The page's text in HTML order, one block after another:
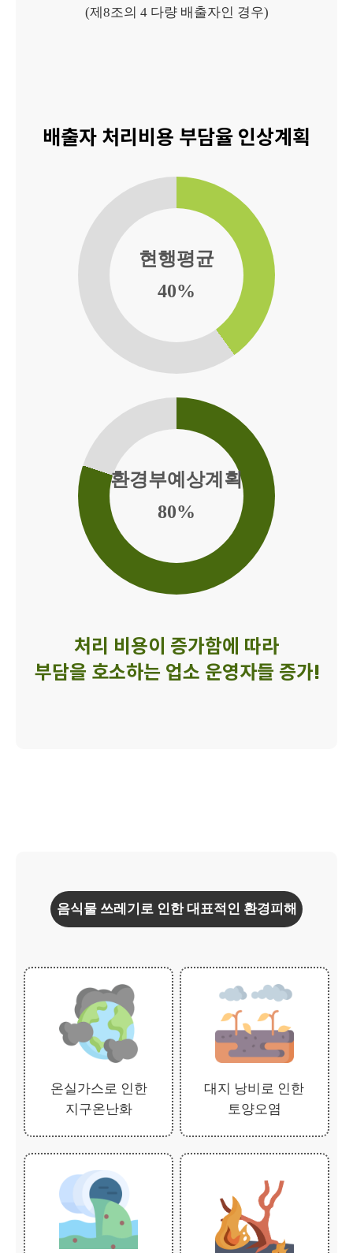
(제8조의 4 다량 배출자인 경우)
배출자 처리비용 부담율 인상계획
현행평균
40%
환경부예상계획
80%
처리 비용이 증가함에 따라
부담을 호소하는 업소 운영자들 증가!
음식물 쓰레기로 인한 대표적인 환경피해
온실가스로 인한
지구온난화
대지 낭비로 인한
토양오염